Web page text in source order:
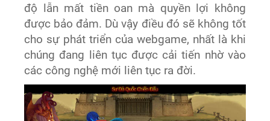
độ lẫn mất tiền oan mà quyền lợi không
được bảo đảm. Dù vậy điều đó sẽ không tốt
cho sự phát triển của webgame, nhất là khi
chúng đang liên tục được cải tiến nhờ vào
các công nghệ mới liên tục ra đời.